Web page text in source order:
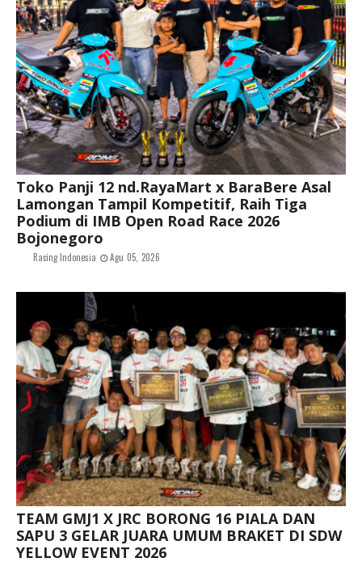
Toko Panji 12 nd.RayaMart x BaraBere Asal
Lamongan Tampil Kompetitif, Raih Tiga
Podium di IMB Open Road Race 2026
Bojonegoro
Racing Indonesia Agu 05, 2026
TEAM GMJ1 X JRC BORONG 16 PIALA DAN
SAPU 3 GELAR JUARA UMUM BRAKET DI SDW
YELLOW EVENT 2026